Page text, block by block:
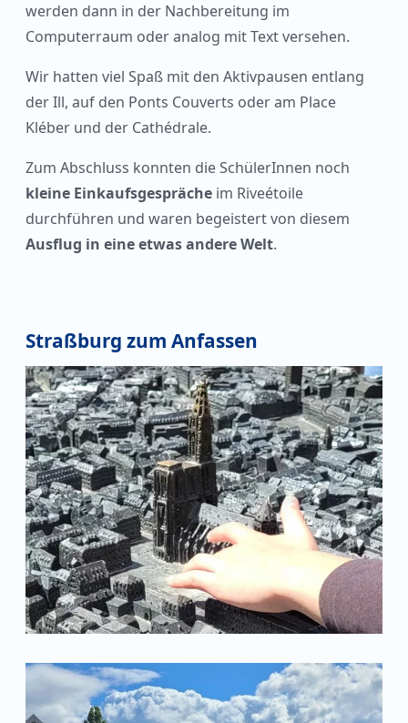
werden dann in der Nachbereitung im
Computerraum oder analog mit Text versehen.
Wir hatten viel Spaß mit den Aktivpausen entlang
der Ill, auf den Ponts Couverts oder am Place
Kléber und der Cathédrale.
Zum Abschluss konnten die SchülerInnen noch
kleine Einkaufsgespräche im Riveétoile
durchführen und waren begeistert von diesem
Ausflug in eine etwas andere Welt.
Straßburg zum Anfassen